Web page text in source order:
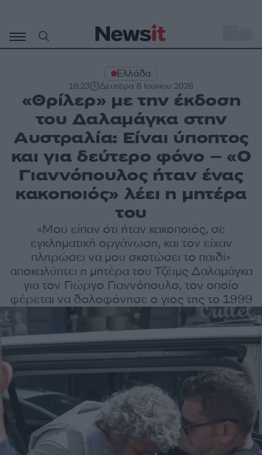
περιεχόμενο
Ελλάδα
18:23 Δευτέρα 8 Ιουνίου 2026
«Θρίλερ» με την έκδοση
του Δαλαμάγκα στην
Αυστραλία: Είναι ύποπτος
και για δεύτερο φόνο – «Ο
Γιαννόπουλος ήταν ένας
κακοποιός» λέει η μητέρα
του
«Μου είπαν ότι ήταν κακοποιός, σε
εγκληματική οργάνωση, και τον είχαν
πληρώσει να μου σκοτώσει το παιδί»
αποκαλύπτει η μητέρα του Τζέιμς Δαλαμάγκα
για τον Γιώργο Γιαννόπουλο, τον οποίο
φέρεται να δολοφόνησε ο γιος της το 1999